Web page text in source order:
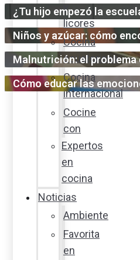
y
licores
Cocina
ecuatoriana
Cocina
internacional
Cocine
con
Expertos
en
cocina
Noticias
Ambiente
Favorita
en
¿Tu hijo empezó la
Niños y azúcar: cómo
Malnutrición: el
Cómo educar las